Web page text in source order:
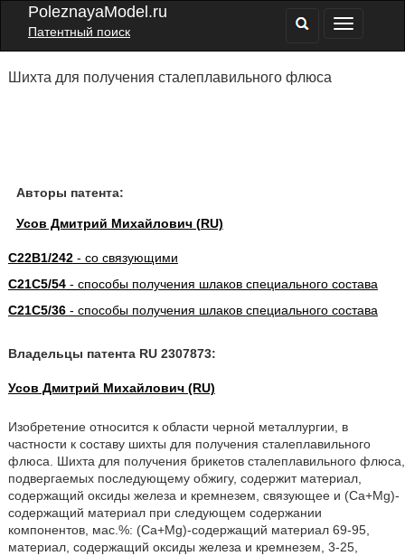
PoleznayaModel.ru
Патентный поиск
Шихта для получения сталеплавильного флюса
Авторы патента:
Усов Дмитрий Михайлович (RU)
C22B1/242- со связующими
C21C5/54- способы получения шлаков специального состава
C21C5/36- способы получения шлаков специального состава
Владельцы патента RU 2307873:
Усов Дмитрий Михайлович (RU)
Изобретение относится к области черной металлургии, в
частности к составу шихты для получения сталеплавильного
флюса. Шихта для получения брикетов сталеплавильного флюса,
подвергаемых последующему обжигу, содержит материал,
содержащий оксиды железа и кремнезем, связующее и (Ca+Mg)-
содержащий материал при следующем содержании
компонентов, мас.%: (Ca+Mg)-содержащий материал 69-95,
материал, содержащий оксиды железа и кремнезем, 3-25,